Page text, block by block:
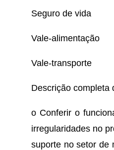
Seguro de vida
Vale-alimentação
Vale-transporte
Descrição completa
o Conferir o
irregularidades no
suporte no setor de